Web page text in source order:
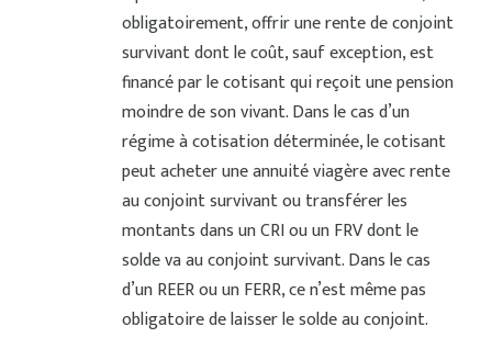
obligatoirement, offrir une rente de conjoint
survivant dont le coût, sauf exception, est
financé par le cotisant qui reçoit une pension
moindre de son vivant. Dans le cas d’un
régime à cotisation déterminée, le cotisant
peut acheter une annuité viagère avec rente
au conjoint survivant ou transférer les
montants dans un CRI ou un FRV dont le
solde va au conjoint survivant. Dans le cas
d’un REER ou un FERR, ce n’est même pas
obligatoire de laisser le solde au conjoint.